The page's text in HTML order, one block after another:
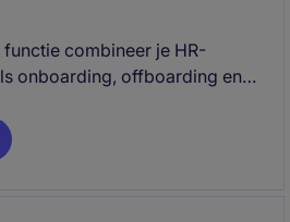
combineer je HR-
onboarding, offboarding en
een echte regelaar die
én processen